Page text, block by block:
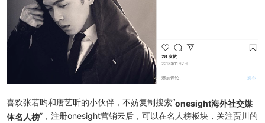
喜欢张若昀和唐艺昕的小伙伴，不妨复制搜索“onesight海外社交媒
体名人榜”，注册onesight营销云后，可以在名人榜板块，关注贾川的